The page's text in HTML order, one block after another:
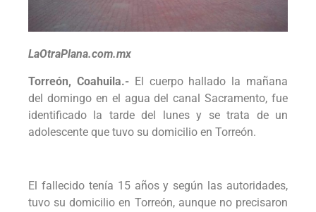
LaOtraPlana.com.mx
Torreón, Coahuila.-El cuerpo hallado la mañana
del domingo en el agua del canal Sacramento, fue
identificado la tarde del lunes y se trata de un
adolescente que tuvo su domicilio en Torreón.
El fallecido tenía 15 años y según las autoridades,
tuvo su domicilio en Torreón, aunque no precisaron